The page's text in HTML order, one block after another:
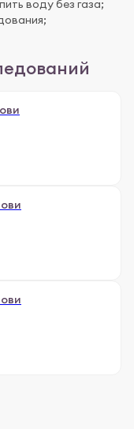
воду без газа;